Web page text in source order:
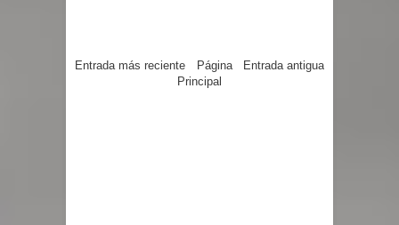
Entrada más reciente Entrada antigua
Página
Principal